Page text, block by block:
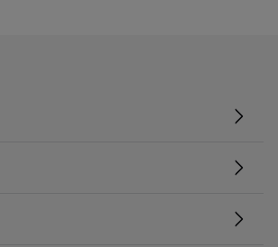
Links
Tab)